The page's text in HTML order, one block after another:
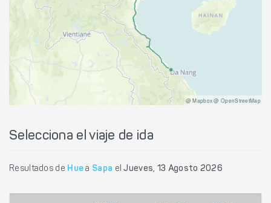
@ Mapbox @ OpenStreetMap
Selecciona el viaje de ida
Resultados de Hue a Sapa elJueves, 13 Agosto 2026